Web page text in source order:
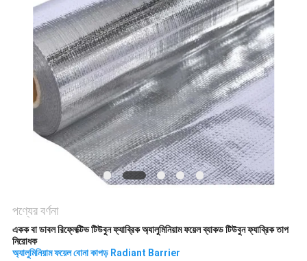
উদ্ধৃতি
অনুরোধ
করুন
পণ্যের বর্ণনা
একক বা ডাবল রিফ্লেক্টিভ টিউবুন ফ্যাব্রিক অ্যালুমিনিয়াম ফয়েল ব্যাকড টিউবুন ফ্যাব্রিক তাপ
নিরোধক
অ্যালুমিনিয়াম ফয়েল বোনা কাপড় Radiant Barrier